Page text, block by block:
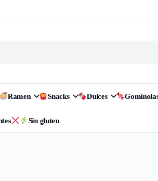
Ramen Snacks Dulces
Sin gluten